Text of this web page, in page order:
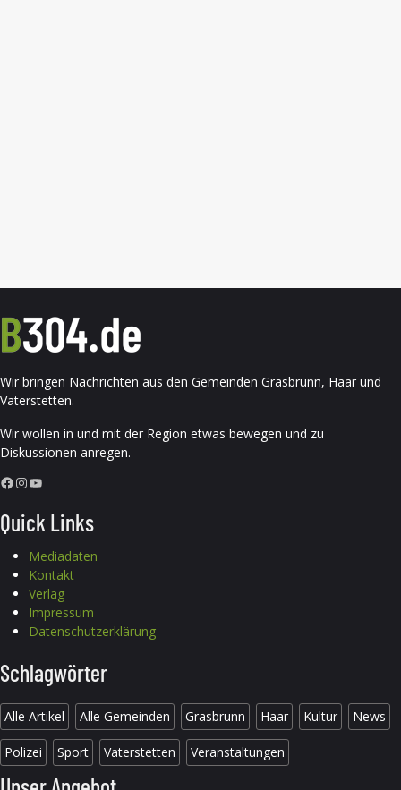
Wir bringen Nachrichten aus den Gemeinden Grasbrunn, Haar und
Vaterstetten.
Wir wollen in und mit der Region etwas bewegen und zu
Diskussionen anregen.
Facebook InstagramYouTube
Quick Links
Mediadaten
Kontakt
Verlag
Impressum
Datenschutzerklärung
Schlagwörter
Alle Artikel Alle Gemeinden Grasbrunn Haar Kultur News
Polizei Sport Vaterstetten Veranstaltungen